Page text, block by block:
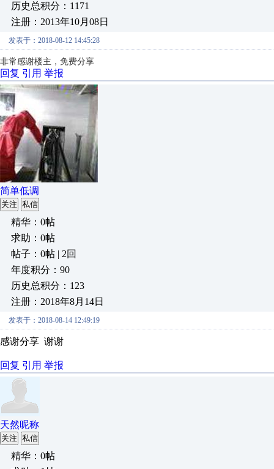
历史总积分：1171
注册：2013年10月08日
发表于：2018-08-12 14:45:28
非常感谢楼主，免费分享
回复 引用 举报
简单低调
关注 私信
精华：0帖
求助：0帖
帖子：0帖 | 2回
年度积分：90
历史总积分：123
注册：2018年8月14日
发表于：2018-08-14 12:49:19
感谢分享 谢谢
回复 引用 举报
天然昵称
关注 私信
精华：0帖